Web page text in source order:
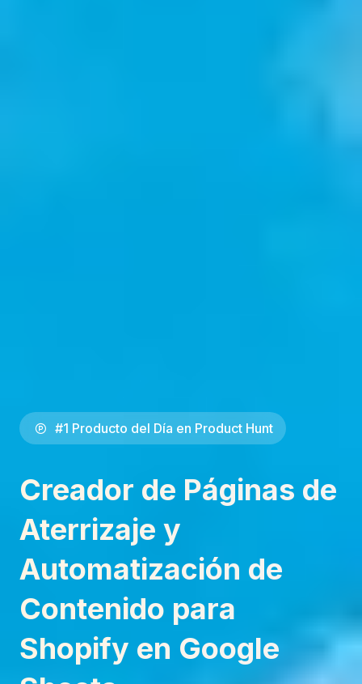
#1 Producto del Día en Product Hunt
Creador de Páginas de
Aterrizaje y
Automatización de
Contenido para
Shopify en Google